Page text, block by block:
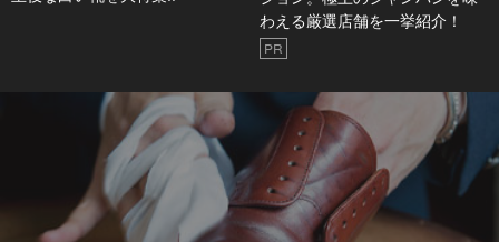
わえる厳選店舗を一挙紹介！
PR